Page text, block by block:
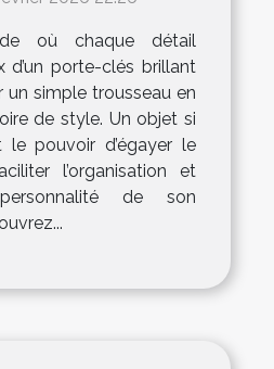
où chaque détail
d’un porte-clés brillant
simple trousseau en
de style. Un objet si
pouvoir d’égayer le
l’organisation et
de son